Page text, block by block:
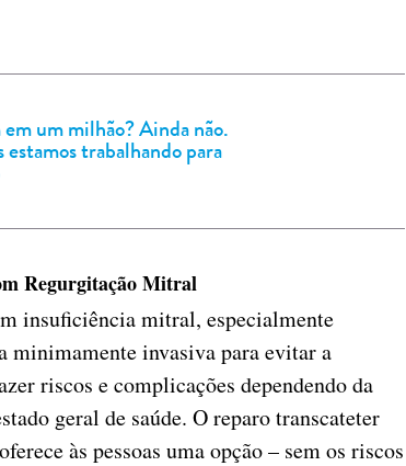
um milhão? Ainda não.
estamos trabalhando para
Regurgitação Mitral
insuficiência mitral, especialmente
minimamente invasiva para evitar a
riscos e complicações dependendo da
geral de saúde. O reparo transcateter
oferece às pessoas uma opção – sem os riscos